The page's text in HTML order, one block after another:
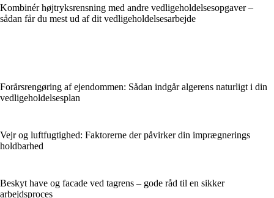
Kombinér højtryksrensning med andre vedligeholdelsesopgaver –
sådan får du mest ud af dit vedligeholdelsesarbejde
Forårsrengøring af ejendommen: Sådan indgår algerens naturligt i din
vedligeholdelsesplan
Vejr og luftfugtighed: Faktorerne der påvirker din imprægnerings
holdbarhed
Beskyt have og facade ved tagrens – gode råd til en sikker
arbejdsproces